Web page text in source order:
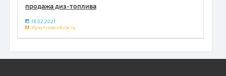
продажа диз-топлива
18.02.2021
Иркутская область